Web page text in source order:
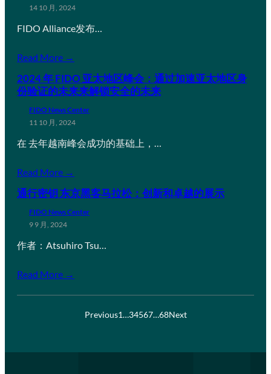
14 10 月, 2024
FIDO Alliance发布…
Read More →
2024 年 FIDO 亚太地区峰会：通过加速亚太地区身
份验证的未来来解锁安全的未来
FIDO News Center
11 10 月, 2024
在 去年越南峰会成功的基础上，…
Read More →
通行密钥 东京黑客马拉松：创新和卓越的展示
FIDO News Center
9 9 月, 2024
作者：Atsuhiro Tsu…
Read More →
Previous1…34567…68Next